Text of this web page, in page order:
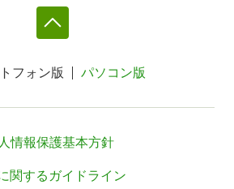
フォン版 パソコン版
情報保護基本方針
関するガイドライン